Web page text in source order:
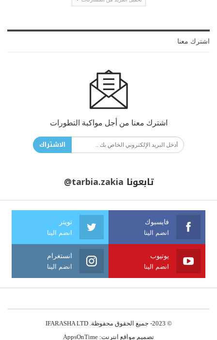
اشترك معنا
اشترك معنا من أجل مواكبة التطورات
الاشتراك
تابعونا @tarbia.zakia
فايسبوك
انضم الينا
تويتر
انضم الينا
يوتيوب
انضم الينا
انستغرام
انضم الينا
© 2023- جميع الحقوق محفوظة. IFARASHA LTD
تصميم مواقع انترنت: AppsOnTime